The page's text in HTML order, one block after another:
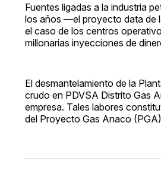
Fuentes ligadas a la industria
los años —el proyecto data de
el caso de los centros
millonarias inyecciones de
El desmantelamiento de la
crudo en PDVSA Distrito Gas
empresa. Tales labores
del Proyecto Gas Anaco